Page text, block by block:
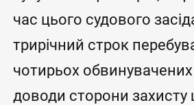
час цього судового
трирічний строк
чотирьох
доводи сторони захисту